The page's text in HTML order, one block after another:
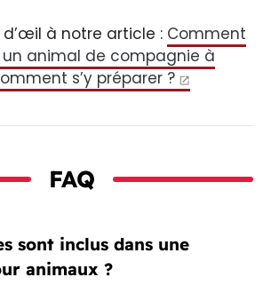
à notre article : Comment
animal de compagnie à
s’y préparer ?
FAQ
sont inclus dans une
animaux ?